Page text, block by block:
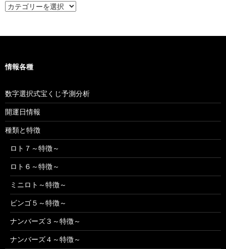
カ
テ
情報各種
数字選択式宝くじ予測分析
開運日情報
種類と特徴
ロト７～特徴～
ロト６～特徴～
ミニロト～特徴～
ビンゴ５～特徴～
ナンバーズ３～特徴～
ナンバーズ４～特徴～